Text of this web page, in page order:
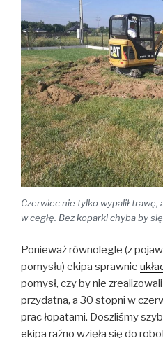
Czerwiec nie tylko wypalił trawę,
w cegłę. Bez koparki chyba by
Ponieważ równolegle (z
pomysłu) ekipa sprawnie
pomysł, czy by nie
przydatna, a 30 stopni w
prac łopatami. Doszliśmy
ekipa raźno wzięła się do